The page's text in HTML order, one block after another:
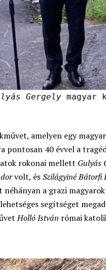
Gergely magyar
amelyen egy
pontosan 40 évvel a
rokonai mellett Gulyás
volt, ésSzilágyiné Bátorfi
néhányan a grazi
segítséget
Holló István római